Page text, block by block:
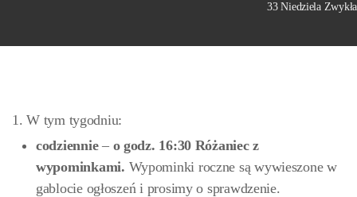
33 Niedziela Zwykła
1. W tym tygodniu:
codziennie– o godz. 16:30 Różaniec z
wypominkami. Wypominki roczne są wywieszone w
gablocie ogłoszeń i prosimy o sprawdzenie.